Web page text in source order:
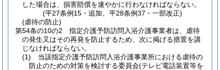
した場合は、損害賠償を速やかに行わなければならない。
(平27条例15・追加、平28条例37・一部改正)
(虐待の防止)
第54条の10の2
指定介護予防訪問入浴介護事業者は、虐待
の発生又はその再発を防止するため、次に掲げる措置を講
じなければならない。
(1)
当該指定介護予防訪問入浴介護事業所における虐待の
防止のための対策を検討する委員会(テレビ電話装置等を